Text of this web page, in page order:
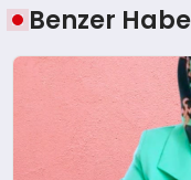
Benzer